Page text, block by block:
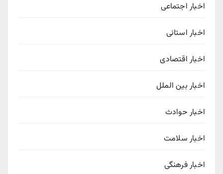
اخبار اجتماعی
اخبار استانی
اخبار اقتصادی
اخبار بین الملل
اخبار حوادث
اخبار سلامت
اخبار فرهنگی